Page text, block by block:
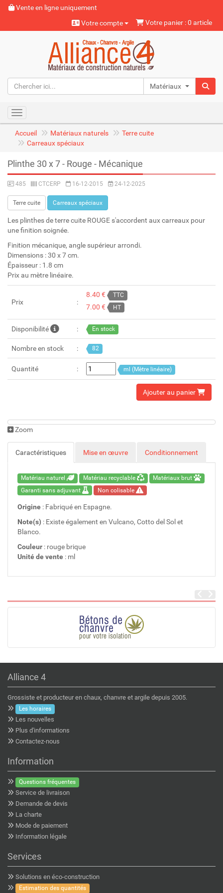
Vente en ligne uniquement
Votre compte
Votre panier : 0 article
Matériaux naturels
Toggle navigation
Accueil Matériaux naturels
Terre cuite
Carreaux spéciaux
Plinthe 30 x 7 - Rouge - Mécanique
485 CTCERP 16-12-2015 24-12-2025
Terre cuite Carreaux spéciaux
Les plinthes de terre cuite ROUGE s'accordent aux carreaux pour
une finition soignée.
Finition mécanique, angle supérieur arrondi.
Dimensions : 30 x 7 cm.
Épaisseur : 1.8 cm
Prix au mètre linéaire.
Prix
8.40 € TTC
7.00 € HT
Disponibilité En stock
Nombre en stock 82
Quantité ml (Mètre linéaire)
Ajouter au panier
Zoom
Caractéristiques Mise en œuvre Conditionnement
Matériau naturel Matériau recyclable
Matériaux brut
Garanti sans adjuvant
Non colisable
Origine : Fabriqué en Espagne.
Note(s) : Existe également en Vulcano, Cotto del Sol et
Blanco.
Couleur : rouge brique
Unité de vente : ml
Alliance 4
Grossiste et producteur en chaux, chanvre et argile depuis 2005.
Les horaires
Les nouvelles
Plus d'informations
Contactez-nous
Information
Questions fréquentes
Service de livraison
Demande de devis
La charte
Mode de paiement
Information légale
Services
Solutions en éco-construction
Estimation des quantités